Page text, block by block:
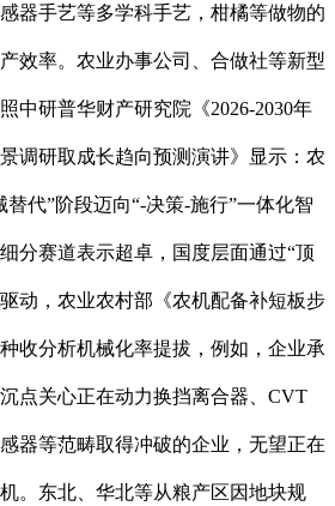
器手艺等多学科手艺，柑橘等做物的
效率。农业办事公司、合做社等新型
中研普华财产研究院《2026-2030年
调研取成长趋向预测演讲》显示：农
代”阶段迈向“-决策-施行”一体化智
分赛道表示超卓，国度层面通过“顶
动，农业农村部《农机配备补短板步
收分析机械化率提拔，例如，企业承
点关心正在动力换挡离合器、CVT
器等范畴取得冲破的企业，无望正在
。东北、华北等从粮产区因地块规